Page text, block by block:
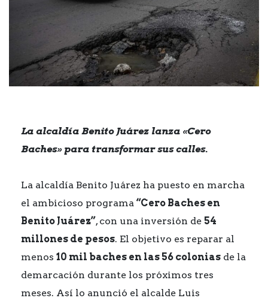
La alcaldía Benito Juárez lanza «Cero
Baches» para transformar sus calles.
La alcaldía Benito Juárez ha puesto en marcha
el ambicioso programa “Cero Baches en
Benito Juárez”, con una inversión de 54
millones de pesos. El objetivo es reparar al
menos 10 mil baches en las 56 colonias de la
demarcación durante los próximos tres
meses. Así lo anunció el alcalde Luis